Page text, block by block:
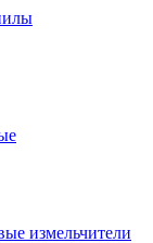
измельчители